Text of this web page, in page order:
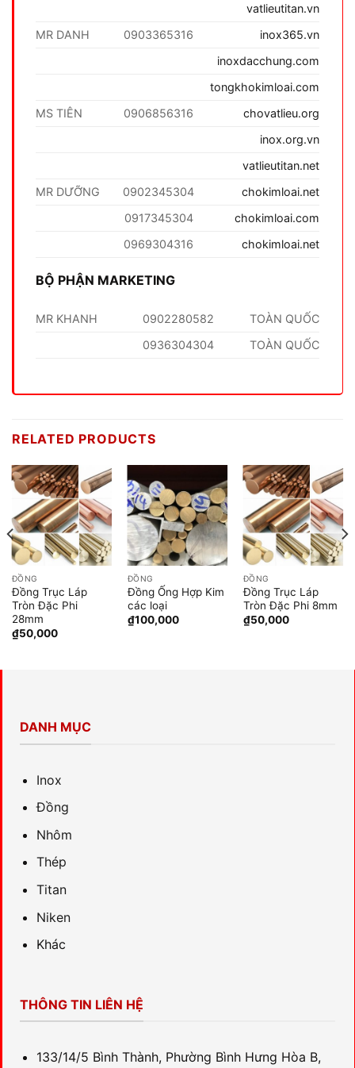
vatlieutitan.vn
MR DANH
0903365316
inox365.vn
inoxdacchung.com
tongkhokimloai.com
MS TIÊN
0906856316
chovatlieu.org
inox.org.vn
vatlieutitan.net
MR DƯỠNG
0902345304
chokimloai.net
0917345304
chokimloai.com
0969304316
chokimloai.net
BỘ PHẬN MARKETING
MR KHANH 0902280582
TOÀN QUỐC
0936304304
TOÀN QUỐC
RELATED PRODUCTS
ĐỒNG
Đồng Trục Láp
Tròn Đặc Phi
28mm
₫50,000
ĐỒNG
Đồng Ống Hợp Kim
các loại
₫100,000
ĐỒNG
Đồng Trục Láp
Tròn Đặc Phi 8mm
₫50,000
DANH MỤC
Inox
Đồng
Nhôm
Thép
Titan
Niken
Khác
THÔNG TIN LIÊN HỆ
133/14/5 Bình Thành, Phường Bình Hưng Hòa B,